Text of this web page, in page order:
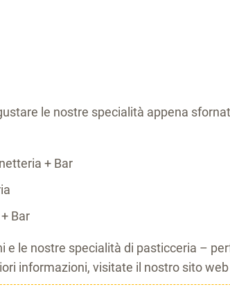
le nostre specialità appena
+ Bar
Bar
le nostre specialità di pasticceria –
informazioni, visitate il nostro sito web